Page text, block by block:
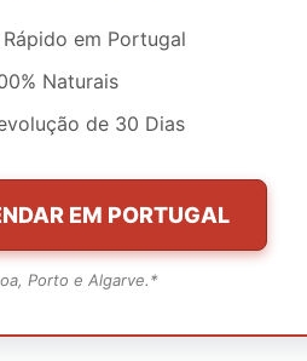
em Portugal
Naturais
de 30 Dias
EM PORTUGAL
Porto e Algarve.*